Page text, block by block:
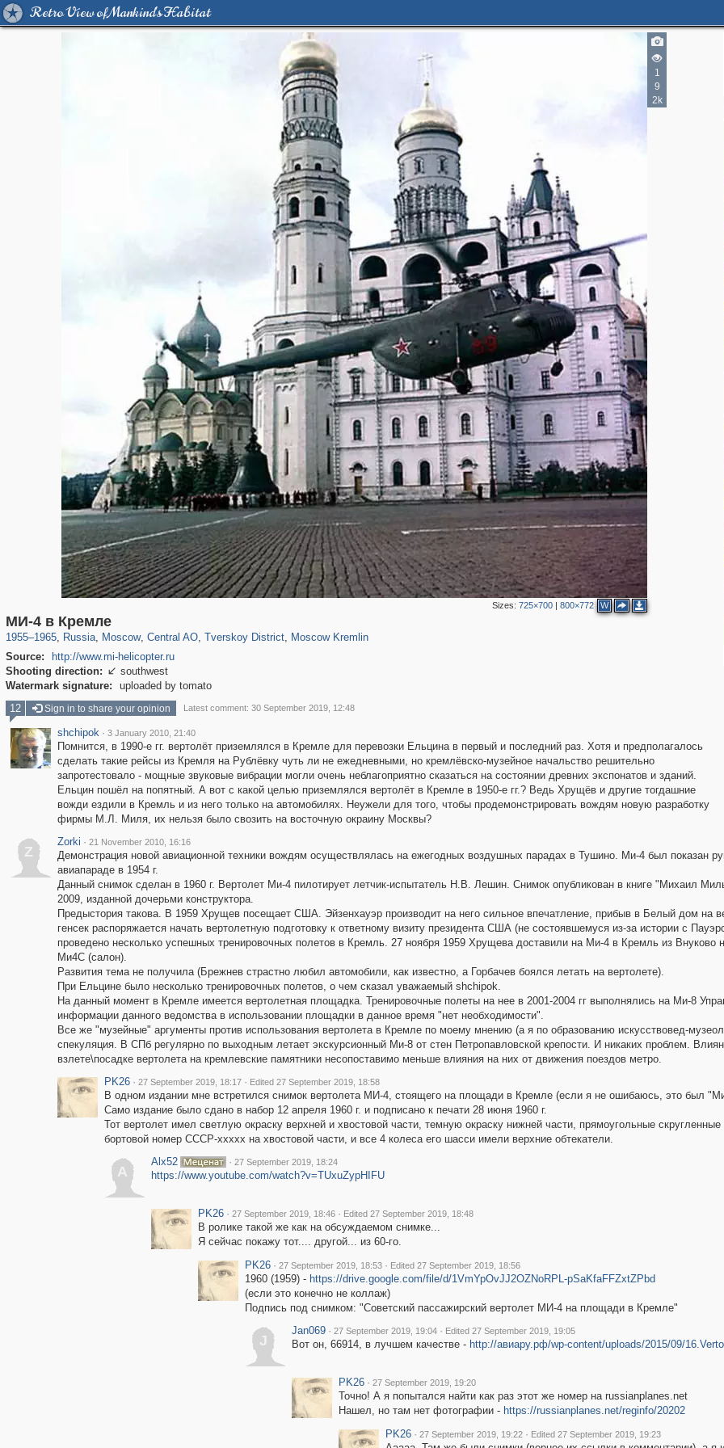
Retro View of Mankind's Habitat
1
9
2k
Sizes:725×700 |800×772 W
МИ-4 в Кремле
1955–1965, Russia
1,405,929
, Moscow
319,716 8,286
, Central AO
159,930
, Tverskoy District, Moscow Kremlin
Source:
http://www.mi-helicopter.ru
Shooting direction:  southwest
Watermark signature:
uploaded by tomato
12 Sign in to share your opinion Latest comment: 30 September 2019, 12:48
shchipok · 3 January 2010, 21:40
Помнится, в 1990-е гг. вертолёт приземлялся в Кремле для перевозки Ельцина в первый и последний раз. Хотя и предполагалось
сделать такие рейсы из Кремля на Рублёвку чуть ли не ежедневными, но кремлёвско-музейное начальство решительно
запротестовало - мощные звуковые вибрации могли очень неблагоприятно сказаться на состоянии древних экспонатов и зданий.
Ельцин пошёл на попятный. А вот с какой целью приземлялся вертолёт в Кремле в 1950-е гг.? Ведь Хрущёв и другие тогдашние
вожди ездили в Кремль и из него только на автомобилях. Неужели для того, чтобы продемонстрировать вождям новую разработку
фирмы М.Л. Миля, их нельзя было свозить на восточную окраину Москвы?
Z
Zorki · 21 November 2010, 16:16
Демонстрация новой авиационной техники вождям осуществлялась на ежегодных воздушных парадах в Тушино. Ми-4 был показан
авиапараде в 1954 г.
Данный снимок сделан в 1960 г. Вертолет Ми-4 пилотирует летчик-испытатель Н.В. Лешин. Снимок опубликован в книге "Михаил
2009, изданной дочерьми конструктора.
Предыстория такова. В 1959 Хрущев посещает США. Эйзенхауэр производит на него сильное впечатление, прибыв в Белый дом на
генсек распоряжается начать вертолетную подготовку к ответному визиту президента США (не состоявшемуся из-за истории с
проведено несколько успешных тренировочных полетов в Кремль. 27 ноября 1959 Хрущева доставили на Ми-4 в Кремль из Внуково
Ми4С (салон).
Развития тема не получила (Брежнев страстно любил автомобили, как известно, а Горбачев боялся летать на вертолете).
При Ельцине было несколько тренировочных полетов, о чем сказал уважаемый shchipok.
На данный момент в Кремле имеется вертолетная площадка. Тренировочные полеты на нее в 2001-2004 гг выполнялись на Ми-8
информации данного ведомства в использовании площадки в данное время "нет необходимости".
Все же "музейные" аргументы против использования вертолета в Кремле по моему мнению (а я по образованию искусствовед-
спекуляция. В СПб регулярно по выходным летает экскурсионный Ми-8 от стен Петропавловской крепости. И никаких проблем.
взлете\посадке вертолета на кремлевские памятники несопоставимо меньше влияния на них от движения поездов метро.
PK26 · 27 September 2019, 18:17 · Edited 27 September 2019, 18:58
В одном издании мне встретился снимок вертолета МИ-4, стоящего на площади в Кремле (если я не ошибаюсь, это был
Само издание было сдано в набор 12 апреля 1960 г. и подписано к печати 28 июня 1960 г.
Тот вертолет имел светлую окраску верхней и хвостовой части, темную окраску нижней части, прямоугольные скругленные
бортовой номер СССР-ххххх на хвостовой части, и все 4 колеса его шасси имели верхние обтекатели.
A
Alx52 · 27 September 2019, 18:24
https://www.youtube.com/watch?v=TUxuZypHIFU
PK26 · 27 September 2019, 18:46 · Edited 27 September 2019, 18:48
В ролике такой же как на обсуждаемом снимке...
Я сейчас покажу тот.... другой... из 60-го.
PK26 · 27 September 2019, 18:53 · Edited 27 September 2019, 18:56
1960 (1959) - https://drive.google.com/file/d/1VmYpOvJJ2OZNoRPL-pSaKfaFFZxtZPbd
(если это конечно не коллаж)
Подпись под снимком: "Советский пассажирский вертолет МИ-4 на площади в Кремле"
J
Jan069 · 27 September 2019, 19:04 · Edited 27 September 2019, 19:05
Вот он, 66914, в лучшем качестве - http://авиару.рф/wp-content/uploads/2015/09/
PK26 · 27 September 2019, 19:20
Точно! А я попытался найти как раз этот же номер на russianplanes.net
Нашел, но там нет фотографии - https://russianplanes.net/reginfo/20202
PK26 · 27 September 2019, 19:22 · Edited 27 September 2019, 19:23